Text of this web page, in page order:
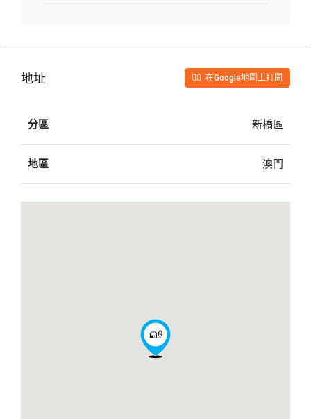
地址 在Google地圖上打開
分區 新橋區
地區 澳門